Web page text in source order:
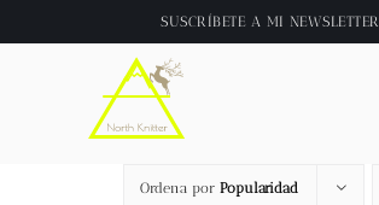
al
SUSCRÍBETE A MI NEWSLETTER
Inicio
Ordena por Popularidad